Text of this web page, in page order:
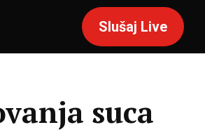
Slušaj Live
suca